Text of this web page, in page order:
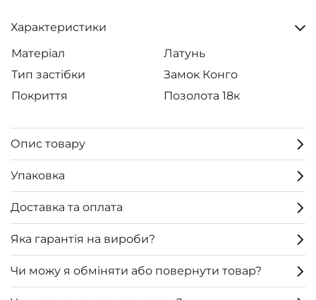
Характеристики
Матеріал
Латунь
Тип застібки
Замок Конго
Покриття
Позолота 18к
Опис товару
Упаковка
Доставка та оплата
Яка гарантія на вироби?
Чи можу я обміняти або повернути товар?